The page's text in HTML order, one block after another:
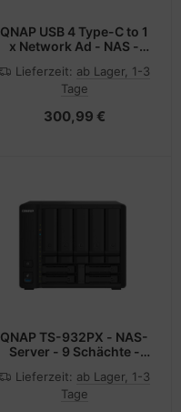
QNAP USB 4 Type-C to 1
x Network Ad - NAS -
Lieferzeit: ab Lager, 1-3
Tage
300,99 €
QNAP TS-932PX - NAS-
Server - 9 Schächte -
Lieferzeit: ab Lager, 1-3
Tage